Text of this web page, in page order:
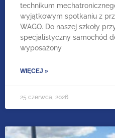
technikum
wyjątkowym spotkaniu z
WAGO. Do naszej szkoły
specjalistyczny samochód
wyposażony
WIĘCEJ »
25 czerwca, 2026